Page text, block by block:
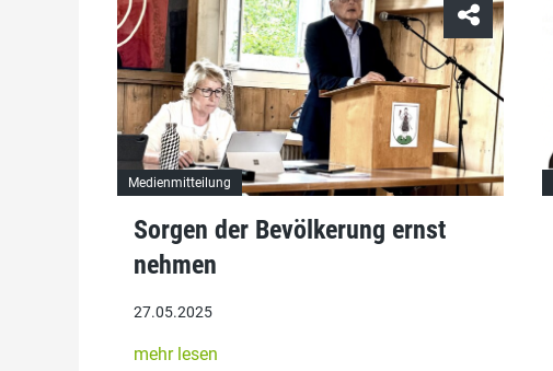
Medienmitteilung
Sorgen der Bevölkerung ernst
nehmen
27.05.2025
mehr lesen